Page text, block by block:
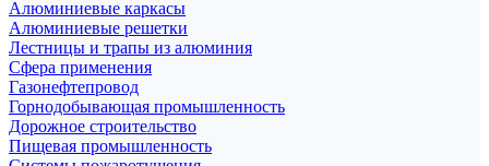
Алюминиевые каркасы
Алюминиевые решетки
Лестницы и трапы из алюминия
Сфера применения
Газонефтепровод
Горнодобывающая промышленность
Дорожное строительство
Пищевая промышленность